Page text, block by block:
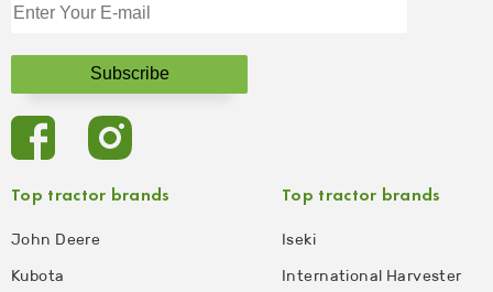
Top tractor brands
John Deere
Kubota
Top tractor brands
Iseki
International Harvester